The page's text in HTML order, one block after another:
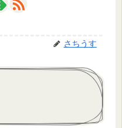
さちうす